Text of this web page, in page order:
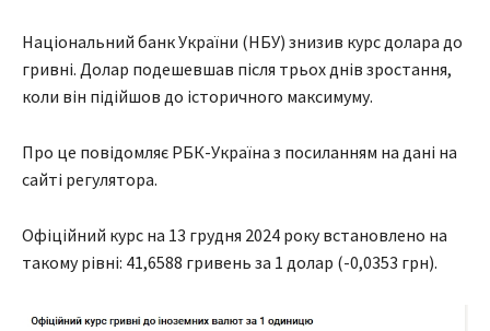
Національний банк України (НБУ) знизив курс долара до
гривні. Долар подешевшав після трьох днів зростання,
коли він підійшов до історичного максимуму.
Про це повідомляє РБК-Україна з посиланням на дані на
сайті регулятора.
Офіційний курс на 13 грудня 2024 року встановлено на
такому рівні: 41,6588 гривень за 1 долар (-0,0353 грн).